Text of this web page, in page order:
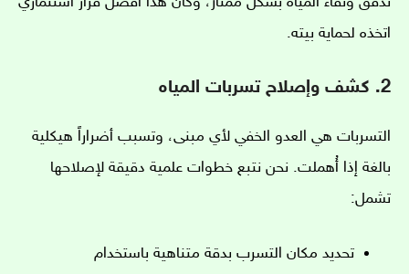
اتخذه لحماية بيته.
2. كشف وإصلاح تسربات المياه
التسربات هي العدو الخفي لأي مبنى، وتسبب أضراراً هيكلية
بالغة إذا أُهملت. نحن نتبع خطوات علمية دقيقة لإصلاحها
تشمل:
تحديد مكان التسرب بدقة متناهية باستخدام